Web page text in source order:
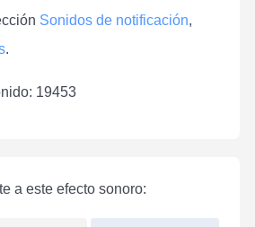
Sonidos de notificación,
.
19453
a este efecto sonoro: